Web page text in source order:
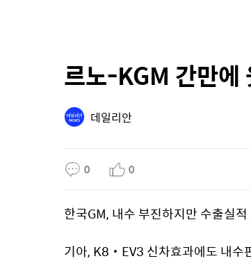
르노-KGM 간만
데일리안
0 0
한국GM, 내수 부진하지만 수출실적
기아, K8‧EV3 신차효과에도 내수